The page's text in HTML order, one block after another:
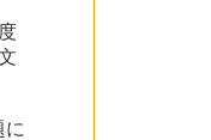
に